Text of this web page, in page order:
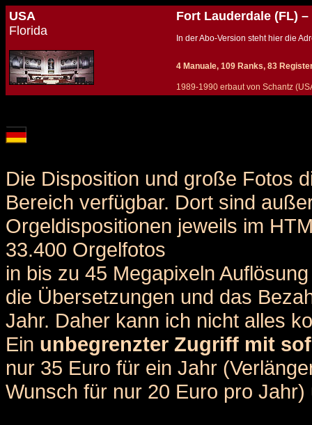
USA
Florida
Fort Lauderdale (FL)
In der Abo-Version steht hier die
4 Manuale, 109 Ranks, 83
1989-1990 erbaut von Schantz
Die Disposition und große Fotos
Bereich verfügbar. Dort sind
Orgeldispositionen jeweils im
33.400 Orgelfotos
in bis zu 45 Megapixeln
die Übersetzungen und das
Jahr. Daher kann ich nicht alles
Ein unbegrenzter Zugriff mit
nur 35 Euro für ein Jahr
Wunsch für nur 20 Euro pro